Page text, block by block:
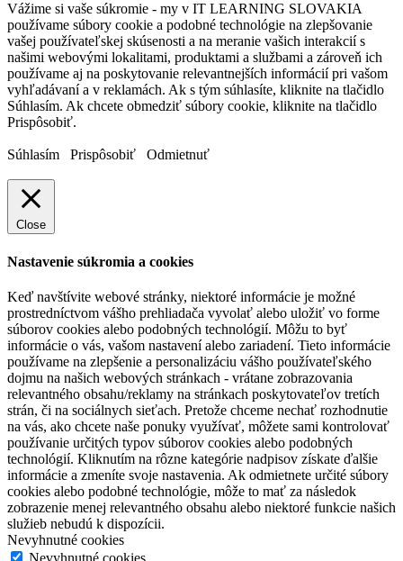
Vážime si vaše súkromie - my v IT LEARNING SLOVAKIA
používame súbory cookie a podobné technológie na zlepšovanie
vašej používateľskej skúsenosti a na meranie vašich interakcií s
našimi webovými lokalitami, produktami a službami a zároveň ich
používame aj na poskytovanie relevantnejších informácií pri vašom
vyhľadávaní a v reklamách. Ak s tým súhlasíte, kliknite na tlačidlo
Súhlasím. Ak chcete obmedziť súbory cookie, kliknite na tlačidlo
Prispôsobiť.
Súhlasím Prispôsobiť Odmietnuť
Close
Nastavenie súkromia a cookies
Keď navštívite webové stránky, niektoré informácie je možné
prostredníctvom vášho prehliadača vyvolať alebo uložiť vo forme
súborov cookies alebo podobných technológií. Môžu to byť
informácie o vás, vašom nastavení alebo zariadení. Tieto informácie
používame na zlepšenie a personalizáciu vášho používateľského
dojmu na našich webových stránkach - vrátane zobrazovania
relevantného obsahu/reklamy na stránkach poskytovateľov tretích
strán, či na sociálnych sieťach. Pretože chceme nechať rozhodnutie
na vás, ako chcete naše ponuky využívať, môžete sami kontrolovať
používanie určitých typov súborov cookies alebo podobných
technológií. Kliknutím na rôzne kategórie nadpisov získate ďalšie
informácie a zmeníte svoje nastavenia. Ak odmietnete určité súbory
cookies alebo podobné technológie, môže to mať za následok
zobrazenie menej relevantného obsahu alebo niektoré funkcie našich
služieb nebudú k dispozícii.
Nevyhnutné cookies
Nevyhnutné cookies